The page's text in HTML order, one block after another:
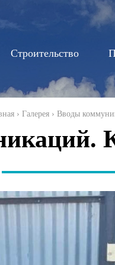
основному
Строительство
› Галерея› Вводы